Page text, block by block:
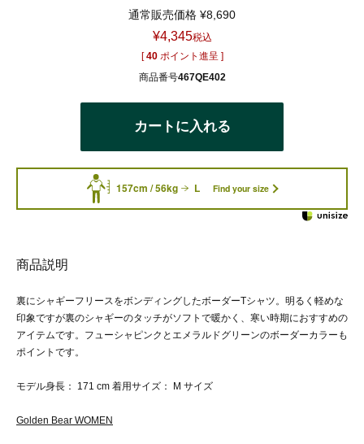
通常販売価格 ¥8,690
¥4,345税込
[ 40 ポイント進呈 ]
商品番号467QE402
カートに入れる
157cm / 56kg L Find your size
商品説明
裏にシャギーフリースをボンディングしたボーダーTシャツ。明るく軽めな
印象ですが裏のシャギーのタッチがソフトで暖かく、寒い時期におすすめの
アイテムです。フューシャピンクとエメラルドグリーンのボーダーカラーも
ポイントです。
モデル身長： 171 cm 着用サイズ： M サイズ
Golden Bear WOMEN